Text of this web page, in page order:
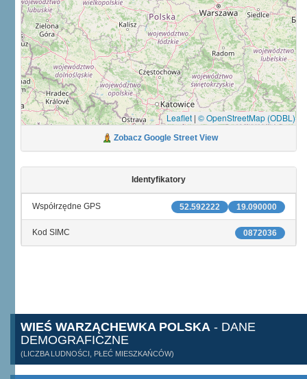
Leaflet | © OpenStreetMap (ODBL)
Zobacz Google Street View
Identyfikatory
19.090000
52.592222
Współrzędne GPS
0872036
Kod SIMC
WIEŚ WARZĄCHEWKA POLSKA - DANE
DEMOGRAFICZNE
(LICZBA LUDNOŚCI, PŁEĆ MIESZKAŃCÓW)